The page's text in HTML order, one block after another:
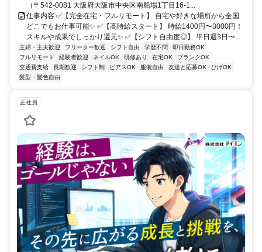
（〒542-0081 大阪府大阪市中央区南船場1丁目16-1...
仕事内容 ✅【完全在宅・フルリモート】 自宅や好きな場所から全国
どこでもお仕事可能✨ ✅【高時給スタート】 時給1400円〜3000円！
スキルや成果でしっかり還元✨ ✅【シフト自由度◎】 平日週3日〜...
主婦・主夫歓迎 フリーター歓迎 シフト自由 学歴不問
即日勤務OK
フルリモート
経験者歓迎 ネイルOK 研修あり 在宅OK
ブランクOK
交通費支給
長期歓迎 シフト制 ピアスOK 服装自由 友達と応募OK
ひげOK
髪型・髪色自由
正社員